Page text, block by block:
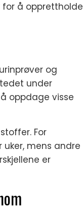
for å opprettholde
og
under
oppdage visse
For
mens andre
er